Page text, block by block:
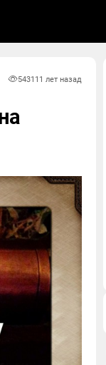
5431 11 лет назад